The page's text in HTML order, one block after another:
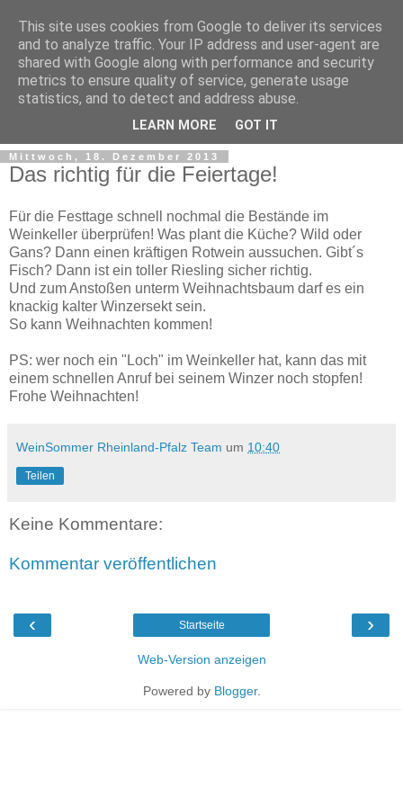
Mittwoch, 18. Dezember 2013
Das richtig für die Feiertage!
Für die Festtage schnell nochmal die Bestände im
Weinkeller überprüfen! Was plant die Küche? Wild oder
Gans? Dann einen kräftigen Rotwein aussuchen. Gibt´s
Fisch? Dann ist ein toller Riesling sicher richtig.
Und zum Anstoßen unterm Weihnachtsbaum darf es ein
knackig kalter Winzersekt sein.
So kann Weihnachten kommen!
PS: wer noch ein "Loch" im Weinkeller hat, kann das mit
einem schnellen Anruf bei seinem Winzer noch stopfen!
Frohe Weihnachten!
WeinSommer Rheinland-Pfalz Team um 10:40
Teilen
Keine Kommentare:
Kommentar veröffentlichen
‹ ›
Startseite
Web-Version anzeigen
Powered by Blogger.
This site uses cookies from Google to deliver its services
and to analyze traffic. Your IP address and user-agent are
shared with Google along with performance and security
metrics to ensure quality of service, generate usage
statistics, and to detect and address abuse.
LEARN MORE GOT IT